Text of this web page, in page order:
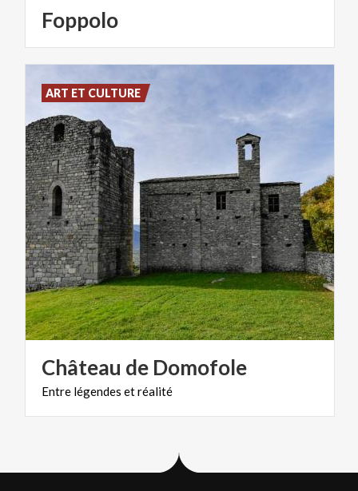
Foppolo
Château de Domofole
Entre légendes etréalité
ART ET CULTURE